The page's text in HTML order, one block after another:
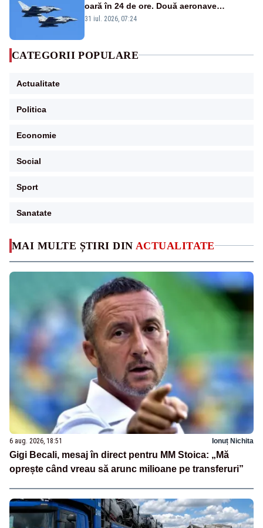
MAI MULTE ȘTIRI DIN ACTUALITATE
6 aug. 2026, 18:51 Ionuț Nichita
Gigi Becali, mesaj în direct pentru MM Stoica: „Mă
oprește când vreau să arunc milioane pe transferuri”
oară în 24 de ore. Două aeronave
Eurofighter britanice au fost ridicate de la
31 iul. 2026, 07:24
CATEGORII POPULARE
Actualitate
Politica
Economie
Social
Sport
Sanatate